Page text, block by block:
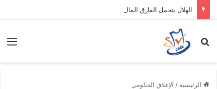
بحث عن
الرئيسية / الإغلاق الحكومي